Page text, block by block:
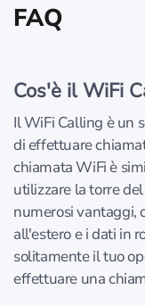
FAQ
Cos'è il WiFi
Il WiFi Calling è un
di effettuare
chiamata WiFi è
utilizzare la torre
numerosi vantaggi,
all'estero e i dati in
solitamente il tuo
effettuare una